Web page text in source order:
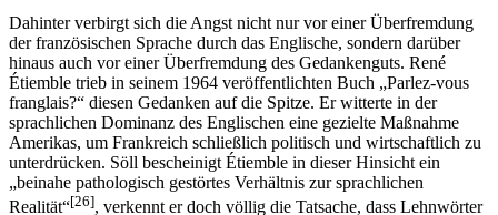
Dahinter verbirgt sich die Angst nicht nur vor einer Überfremdung
der französischen Sprache durch das Englische, sondern darüber
hinaus auch vor einer Überfremdung des Gedankenguts. René
Étiemble trieb in seinem 1964 veröffentlichten Buch „Parlez-vous
franglais?“ diesen Gedanken auf die Spitze. Er witterte in der
sprachlichen Dominanz des Englischen eine gezielte Maßnahme
Amerikas, um Frankreich schließlich politisch und wirtschaftlich zu
unterdrücken. Söll bescheinigt Étiemble in dieser Hinsicht ein
„beinahe pathologisch gestörtes Verhältnis zur sprachlichen
Realität“[26], verkennt er doch völlig die Tatsache, dass Lehnwörter